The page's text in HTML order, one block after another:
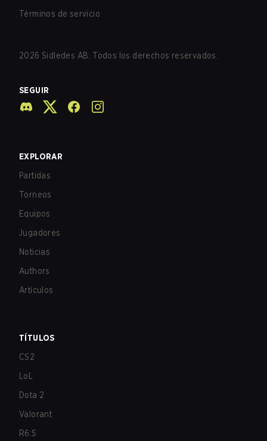
Términos de servicio
2026 Sidledes AB. Todos los derechos reservados.
SEGUIR
EXPLORAR
Partidas
Torneos
Equipos
Jugadores
Noticias
Authors
Artículos
TÍTULOS
CS2
LoL
Dota 2
Valorant
R6:S